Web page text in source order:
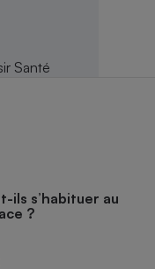
ils s’habituer au
?